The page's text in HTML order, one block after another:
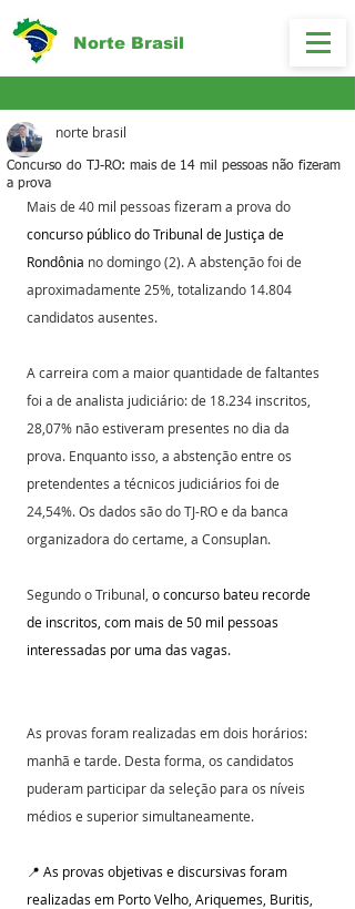
Norte Brasil
Concurso do TJ-RO: mais de 14 mil pessoas não fizeram
a prova
norte brasil
Mais de 40 mil pessoas fizeram a prova do
concurso público do Tribunal de Justiça de
Rondônia no domingo (2). A abstenção foi de
aproximadamente 25%, totalizando 14.804
candidatos ausentes.
A carreira com a maior quantidade de faltantes
foi a de analista judiciário: de 18.234 inscritos,
28,07% não estiveram presentes no dia da
prova. Enquanto isso, a abstenção entre os
pretendentes a técnicos judiciários foi de
24,54%. Os dados são do TJ-RO e da banca
organizadora do certame, a Consuplan.
Segundo o Tribunal, o concurso bateu recorde
de inscritos, com mais de 50 mil pessoas
interessadas por uma das vagas.
As provas foram realizadas em dois horários:
manhã e tarde. Desta forma, os candidatos
puderam participar da seleção para os níveis
médios e superior simultaneamente.
📍 As provas objetivas e discursivas foram
realizadas em Porto Velho, Ariquemes, Buritis